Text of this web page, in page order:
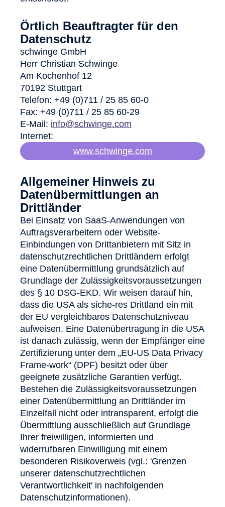
Örtlich Beauftragter für den
Datenschutz
schwinge GmbH
Herr Christian Schwinge
Am Kochenhof 12
70192 Stuttgart
Telefon: +49 (0)711 / 25 85 60-0
Fax: +49 (0)711 / 25 85 60-29
E-Mail: info@schwinge.com
Internet:
www.schwinge.com
Allgemeiner Hinweis zu
Datenübermittlungen an
Drittländer
Bei Einsatz von SaaS-Anwendungen von
Auftragsverarbeitern oder Website-
Einbindungen von Drittanbietern mit Sitz in
datenschutzrechtlichen Drittländern erfolgt
eine Datenübermittlung grundsätzlich auf
Grundlage der Zulässigkeitsvoraussetzungen
des § 10 DSG-EKD. Wir weisen darauf hin,
dass die USA als siche-res Drittland ein mit
der EU vergleichbares Datenschutzniveau
aufweisen. Eine Datenübertragung in die USA
ist danach zulässig, wenn der Empfänger eine
Zertifizierung unter dem „EU-US Data Privacy
Frame-work“ (DPF) besitzt oder über
geeignete zusätzliche Garantien verfügt.
Bestehen die Zulässigkeitsvoraussetzungen
einer Datenübermittlung an Drittländer im
Einzelfall nicht oder intransparent, erfolgt die
Übermittlung ausschließlich auf Grundlage
Ihrer freiwilligen, informierten und
widerrufbaren Einwilligung mit einem
besonderen Risikoverweis (vgl.: 'Grenzen
unserer datenschutzrechtlichen
Verantwortlichkeit' in nachfolgenden
Datenschutzinformationen).